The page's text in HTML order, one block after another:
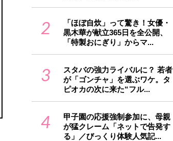
2
「ほぼ自炊」って驚き！女優・
黒木華が献立365日を全公開、
「特製おにぎり」からマ...
3
スタバの強力ライバルに？ 若者
が「ゴンチャ」を選ぶワケ。タ
ピオカの次に来た“フル...
4
甲子園の応援強制参加に、母親
が猛クレーム「ネットで告発す
る」／びっくり体験人気記...